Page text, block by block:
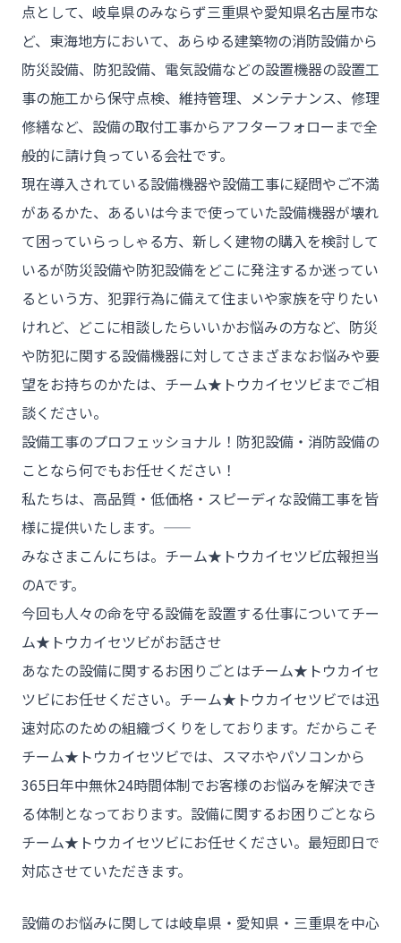
チーム★トウカイセツビ
- HOME
- トウカイセツビについて
- トウカイセツビが選ばれる理由
- 介護施設事業者様
- 不動産管理会社様・アパートマンションオーナー様
点として、岐阜県のみならず三重県や愛知県名古屋市な
ど、東海地方において、あらゆる建築物の消防設備から
防災設備、防犯設備、電気設備などの設置機器の設置工
事の施工から保守点検、維持管理、メンテナンス、修理
修繕など、設備の取付工事からアフターフォローまで全
般的に請け負っている会社です。
現在導入されている設備機器や設備工事に疑問やご不満
があるかた、あるいは今まで使っていた設備機器が壊れ
て困っていらっしゃる方、新しく建物の購入を検討して
いるが防災設備や防犯設備をどこに発注するか迷ってい
るという方、犯罪行為に備えて住まいや家族を守りたい
けれど、どこに相談したらいいかお悩みの方など、防災
や防犯に関する設備機器に対してさまざまなお悩みや要
望をお持ちのかたは、チーム★トウカイセツビまでご相
談ください。
設備工事のプロフェッショナル！防犯設備・消防設備の
ことなら何でもお任せください！
私たちは、高品質・低価格・スピーディな設備工事を皆
様に提供いたします。――
みなさまこんにちは。チーム★トウカイセツビ広報担当
のAです。
今回も人々の命を守る設備を設置する仕事についてチー
ム★トウカイセツビがお話させ
あなたの設備に関するお困りごとはチーム★トウカイセ
ツビにお任せください。チーム★トウカイセツビでは迅
速対応のための組織づくりをしております。だからこそ
チーム★トウカイセツビでは、スマホやパソコンから
365日年中無休24時間体制でお客様のお悩みを解決でき
る体制となっております。設備に関するお困りごとなら
チーム★トウカイセツビにお任せください。最短即日で
対応させていただきます。
設備のお悩みに関しては岐阜県・愛知県・三重県を中心